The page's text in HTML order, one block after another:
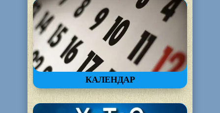
КАЛЕНДАР